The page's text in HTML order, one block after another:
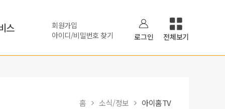
스
회원가입
아이디/비밀번호 찾기
로그인 전체보기
홈 소식/정보 아이홈TV